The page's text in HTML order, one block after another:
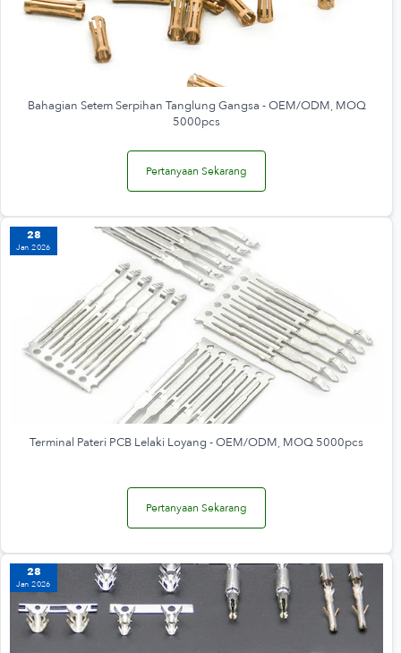
Bahagian Setem Serpihan Tanglung Gangsa - OEM/ODM, MOQ
5000pcs
Pertanyaan Sekarang
28
Jan 2026
Terminal Pateri PCB Lelaki Loyang - OEM/ODM, MOQ 5000pcs
Pertanyaan Sekarang
28
Jan 2026